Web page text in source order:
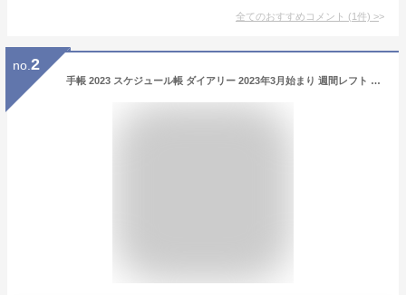
全てのおすすめコメント (1件) >
no. 2
手帳 2023 スケジュール帳 ダイアリー 2023年3月始まり 週間レフト B6変型 ポール&ジョー ラ・パペトリー マークス ヌネット・ハート 23SDR-CH03-IV